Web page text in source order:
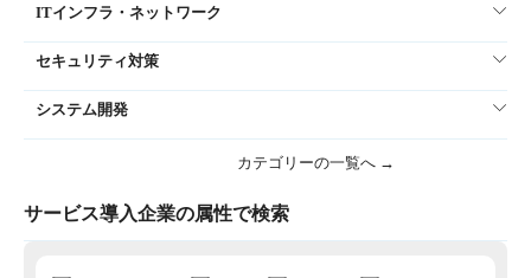
ITインフラ・ネットワーク
セキュリティ対策
システム開発
カテゴリーの一覧へ →
サービス導入企業の属性で検索